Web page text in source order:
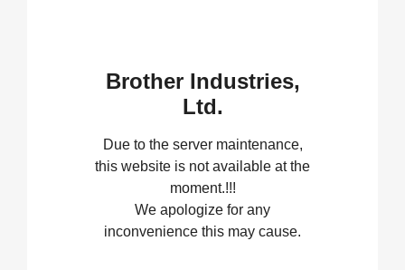
Brother Industries,
Ltd.
Due to the server maintenance,
this website is not available at the
moment.!!!
We apologize for any
inconvenience this may cause.